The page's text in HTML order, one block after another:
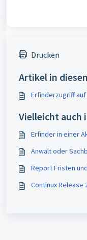
Drucken
Artikel in
Erfinderzugriff
Vielleicht auch
Erfinder in einer
Anwalt oder
Report Fristen
Continux Release